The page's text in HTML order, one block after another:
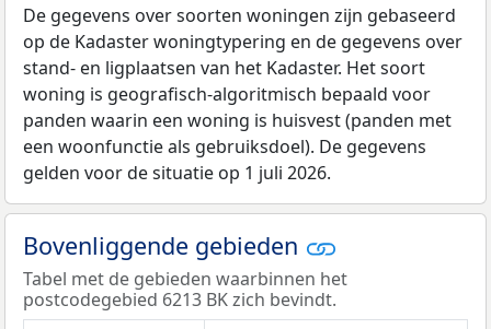
De gegevens over soorten woningen zijn gebaseerd
op de Kadaster woningtypering en de gegevens over
stand- en ligplaatsen van het Kadaster. Het soort
woning is geografisch-algoritmisch bepaald voor
panden waarin een woning is huisvest (panden met
een woonfunctie als gebruiksdoel). De gegevens
gelden voor de situatie op 1 juli 2026.
Bovenliggende gebieden
Tabel met de gebieden waarbinnen het
postcodegebied 6213 BK zich bevindt.